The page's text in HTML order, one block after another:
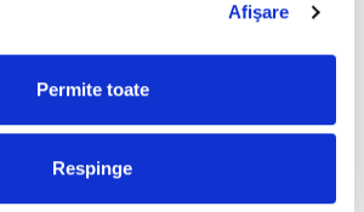
Afişare
Permite toate
Respinge
Verificare Autenticitate Bancnote